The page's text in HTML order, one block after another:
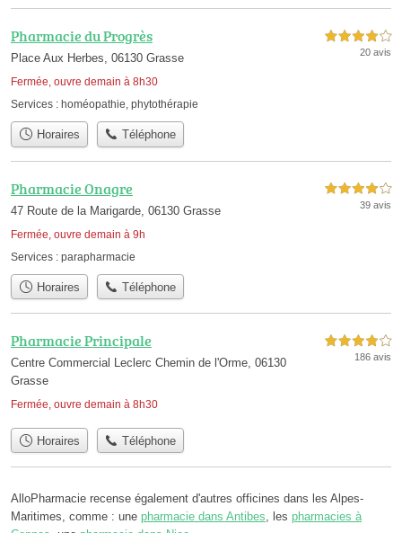
Pharmacie du Progrès
Place Aux Herbes, 06130 Grasse
Fermée, ouvre demain à 8h30
4,0 étoiles sur 5
20 avis
Services : homéopathie, phytothérapie
Horaires Téléphone
Pharmacie Onagre
47 Route de la Marigarde, 06130 Grasse
Fermée, ouvre demain à 9h
4,0 étoiles sur 5
39 avis
Services : parapharmacie
Horaires Téléphone
Pharmacie Principale
Centre Commercial Leclerc Chemin de l'Orme, 06130
Grasse
Fermée, ouvre demain à 8h30
4,0 étoiles sur 5
186 avis
Horaires Téléphone
AlloPharmacie recense également d'autres officines dans les Alpes-
Maritimes, comme : une pharmacie dans Antibes, les pharmacies à